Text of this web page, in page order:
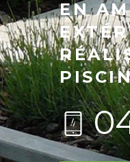
EN